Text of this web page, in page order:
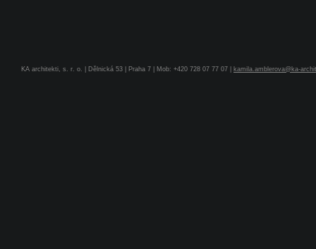
KA architekti, s. r. o. | Dělnická 53 | Praha 7 | Mob: +420 728 07 77 07 | kamila.amblerova@ka-